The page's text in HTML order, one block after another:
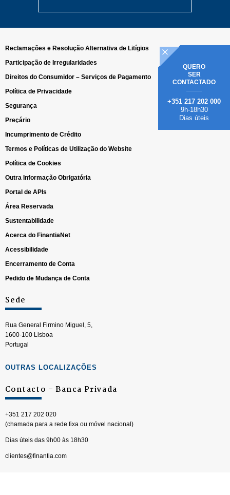
QUERO
SER
CONTACTADO
+351 217 202 000
9h-18h30
Dias úteis
Reclamações e Resolução Alternativa de Litígios
Participação de Irregularidades
Direitos do Consumidor – Serviços de Pagamento
Política de Privacidade
Segurança
Preçário
Incumprimento de Crédito
Termos e Políticas de Utilização do Website
Política de Cookies
Outra Informação Obrigatória
Portal de APIs
Área Reservada
Sustentabilidade
Acerca do FinantiaNet
Acessibilidade
Encerramento de Conta
Pedido de Mudança de Conta
Sede
Rua General Firmino Miguel, 5,
1600-100 Lisboa
Portugal
OUTRAS LOCALIZAÇÕES
Contacto – Banca Privada
+351 217 202 020
(chamada para a rede fixa ou móvel nacional)
Dias úteis das 9h00 às 18h30
clientes@finantia.com